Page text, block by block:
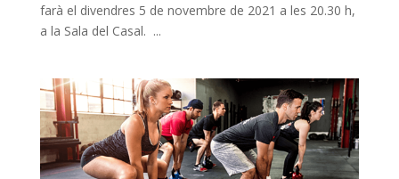
farà el divendres 5 de novembre de 2021 a les 20.30 h,
a la Sala del Casal. ...